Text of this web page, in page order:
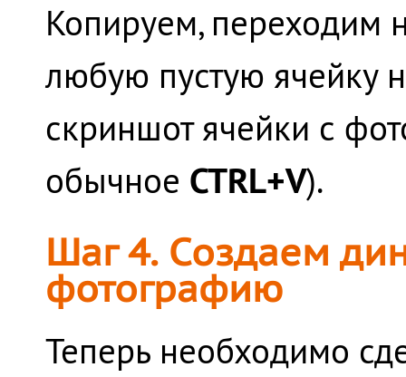
Копируем, переходим
любую пустую ячейку
скриншот ячейки с
обычное CTRL+V).
Шаг 4. Создаем
фотографию
Теперь необходимо